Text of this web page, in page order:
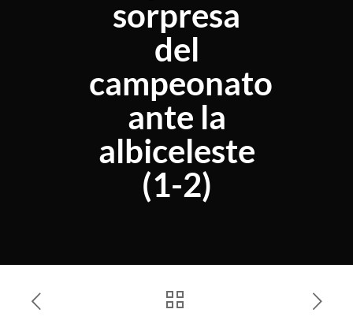
sorpresa
del
campeonato
ante la
albiceleste
(1-2)